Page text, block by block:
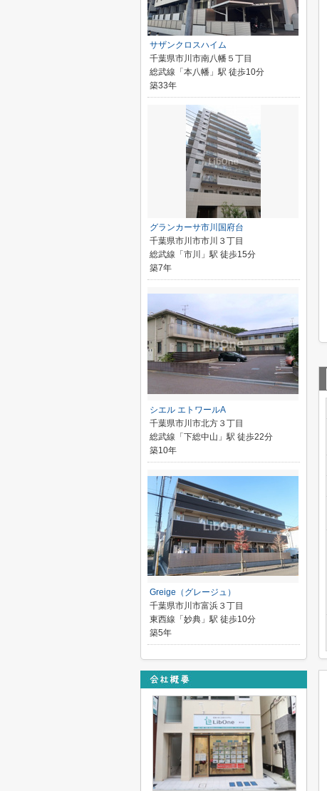
サザンクロスハイム
千葉県市川市南八幡５丁目
総武線「本八幡」駅 徒歩10分
築33年
グランカーサ市川国府台
千葉県市川市市川３丁目
総武線「市川」駅 徒歩15分
築7年
シエル エトワールA
千葉県市川市北方３丁目
総武線「下総中山」駅 徒歩22分
築10年
Greige（グレージュ）
千葉県市川市富浜３丁目
東西線「妙典」駅 徒歩10分
築5年